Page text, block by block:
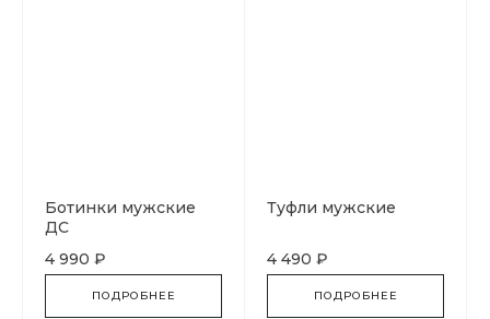
Ботинки мужские
ДС
4 990 ₽
ПОДРОБНЕЕ
Туфли мужские
4 490 ₽
ПОДРОБНЕЕ